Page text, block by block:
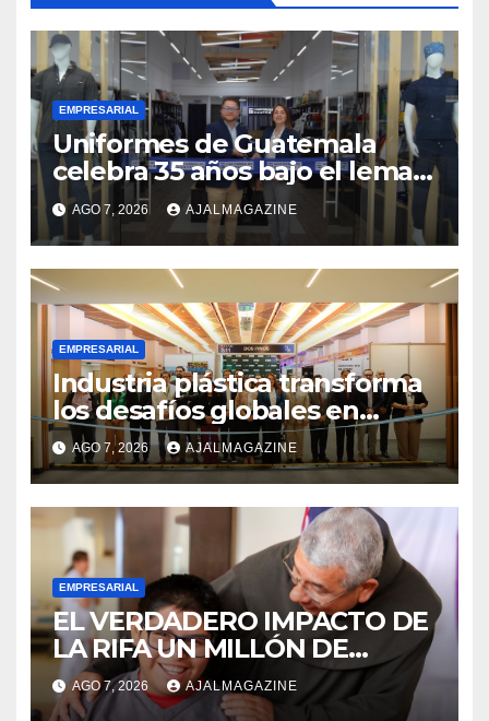
EMPRESARIAL
Uniformes de Guatemala
celebra 35 años bajo el lema
«Hechos para destacar» y
continúa su expansión
nacional
AGO 7, 2026 AJALMAGAZINE
EMPRESARIAL
Industria plástica transforma
los desafíos globales en
innovación y nuevas
oportunidades de negocio
AGO 7, 2026 AJALMAGAZINE
EMPRESARIAL
EL VERDADERO IMPACTO DE
LA RIFA UN MILLÓN DE
AMIGOS HOY POR TI,
MAÑANA POR MÍ
AGO 7, 2026 AJALMAGAZINE